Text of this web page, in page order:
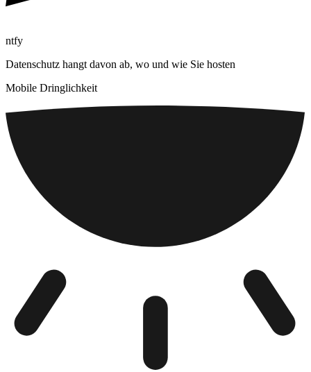
ntfy
Datenschutz hangt davon ab, wo und wie Sie hosten
Mobile Dringlichkeit